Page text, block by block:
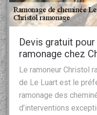
Devis gratuit
ramonage chez
Le ramoneur Christol
de Le Luart est le
ramonage des
d’interventions